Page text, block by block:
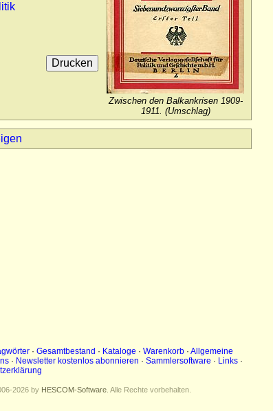
Zwischen den Balkankrisen 1909-
1911. (Umschlag)
· Gesamtbestand · Kataloge · Warenkorb· Allgemeine
· Newsletter kostenlos abonnieren · Sammlersoftware · Links ·
2026 by HESCOM-Software . Alle Rechte vorbehalten.